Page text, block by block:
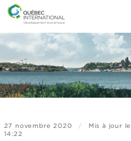
27 novembre 2020 / Mis à jour le
14:22